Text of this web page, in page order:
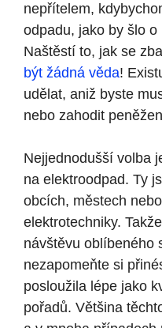
nepřítelem,
odpadu, jako by šlo
Naštěstí to, jak se
být žádná věda!
udělat, aniž byste
nebo zahodit
Nejjednodušší volba
na elektroodpad. Ty
obcích, městech
elektrotechniky.
návštěvu oblíbeného
nezapomeňte si
posloužila lépe jako
pořadů. Většina